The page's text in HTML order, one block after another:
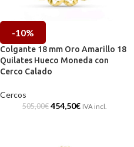
-10%
Colgante 18 mm Oro Amarillo 18
Quilates Hueco Moneda con
Cerco Calado
Cercos
505,00€ 454,50€ IVA incl.